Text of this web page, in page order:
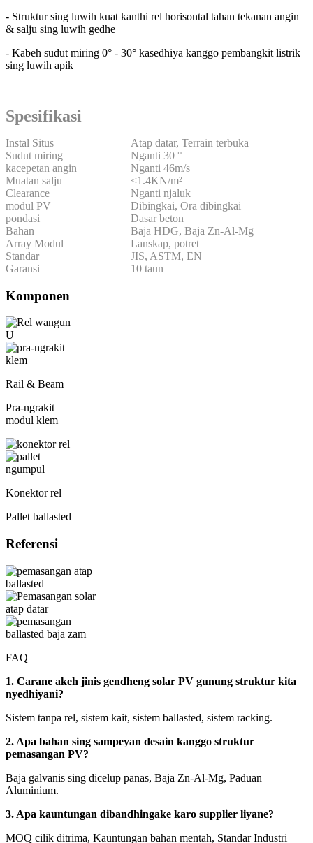
- Struktur sing luwih kuat kanthi rel horisontal tahan tekanan angin
& salju sing luwih gedhe
- Kabeh sudut miring 0° - 30° kasedhiya kanggo pembangkit listrik
sing luwih apik
Spesifikasi
Instal Situs
Atap datar, Terrain terbuka
Sudut miring
Nganti 30 °
kacepetan angin
Nganti 46m/s
Muatan salju
<1.4KN/m²
Clearance
Nganti njaluk
modul PV
Dibingkai, Ora dibingkai
pondasi
Dasar beton
Bahan
Baja HDG, Baja Zn-Al-Mg
Array Modul
Lanskap, potret
Standar
JIS, ASTM, EN
Garansi
10 taun
Komponen
Rail & Beam
Pra-ngrakit
modul klem
Konektor rel
Pallet ballasted
Referensi
FAQ
1. Carane akeh jinis gendheng solar PV gunung struktur kita
nyedhiyani?
Sistem tanpa rel, sistem kait, sistem ballasted, sistem racking.
2. Apa bahan sing sampeyan desain kanggo struktur
pemasangan PV?
Baja galvanis sing dicelup panas, Baja Zn-Al-Mg, Paduan
Aluminium.
3. Apa kauntungan dibandhingake karo supplier liyane?
MOQ cilik ditrima, Kauntungan bahan mentah, Standar Industri